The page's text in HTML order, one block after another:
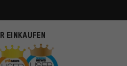
EINKAUFEN